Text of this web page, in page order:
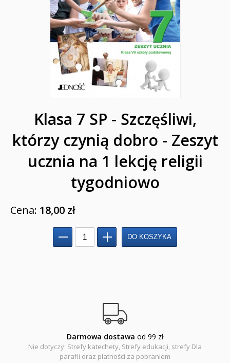
Biblie na I Komunię Świętą
Biblie na I Komunię Świętą z grawerem i torbą
Pamiątki pierwszokomunijne
Przygotowanie do I Komunii Świętej (katecheza
parafialna)
Pamiątki
Pomoce duszpasterskie i homiletyczne
Pomoce katechetyczne
Książki religijne dla dzieci
Regionalne
QUIZY, ŁAMIGŁÓWKI TERAZ -35% TANIEJ
Klasa 7 SP - Szczęśliwi,
którzy czynią dobro - Zeszyt
ucznia na 1 lekcję religii
tygodniowo
Cena: 18,00 zł
Darmowa dostawa od 99 zł
Nie dotyczy: Strefy katechety, Strefy edukacji, strefy Dla
parafii oraz płatności za pobraniem